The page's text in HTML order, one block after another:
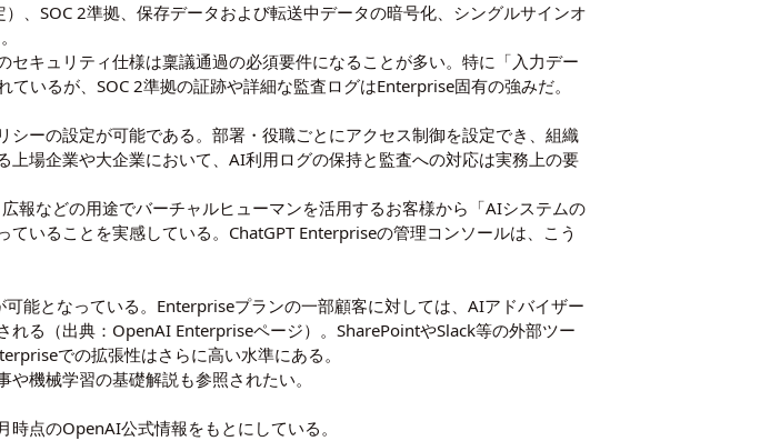
、SOC 2準拠、保存データおよび転送中データの暗号化、シングルサインオ
キュリティ仕様は稟議通過の必須要件になることが多い。特に「入力デー
いるが、SOC 2準拠の証跡や詳細な監査ログはEnterprise固有の強みだ。
ーの設定が可能である。部署・役職ごとにアクセス制御を設定でき、組織
場企業や大企業において、AI利用ログの保持と監査への対応は実務上の要
報などの用途でバーチャルヒューマンを活用するお客様から「AIシステムの
いることを実感している。ChatGPT Enterpriseの管理コンソールは、こう
能となっている。Enterpriseプランの一部顧客に対しては、AIアドバイザー
れる（出典： OpenAI Enterpriseページ）。SharePointやSlack等の外部ツー
での拡張性はさらに高い水準にある。
や機械学習の基礎解説も参照されたい。
点のOpenAI公式情報をもとにしている。